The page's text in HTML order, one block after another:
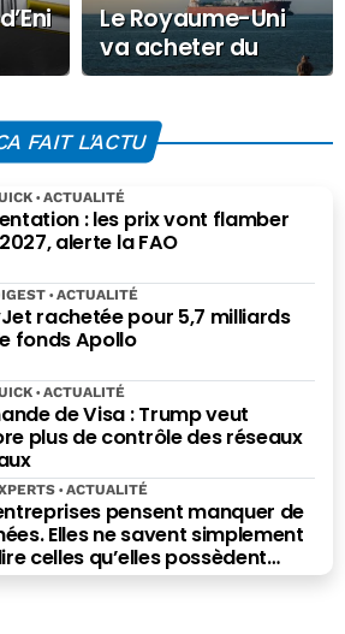
en
Le Royaume-Uni
va acheter du
pétrole russe
FAIT L'ACTU
: les prix vont flamber
alerte la FAO
ACTUALITÉ
rachetée pour 5,7 milliards
fonds Apollo
ACTUALITÉ
de Visa : Trump veut
plus de contrôle des réseaux
ACTUALITÉ
pensent manquer de
Elles ne savent simplement
celles qu’elles possèdent
ACTUALITÉ